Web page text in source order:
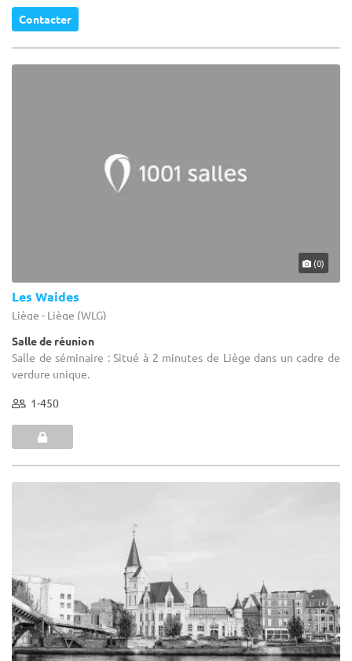
Contacter
(0)
Les Waides
Liège - Liège (WLG)
Salle de réunion
Salle de séminaire : Situé à 2 minutes de Liège dans un cadre de
verdure unique.
1-450